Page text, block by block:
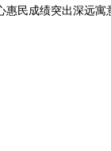
惠民成绩突出深远